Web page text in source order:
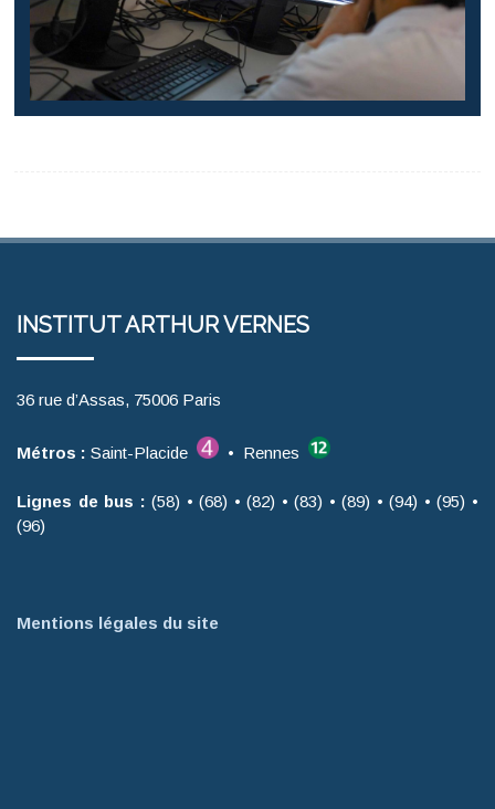
INSTITUT ARTHUR VERNES
36 rue d’Assas, 75006 Paris
Métros : Saint-Placide • Rennes
Lignes de bus : (58) • (68) • (82) • (83) • (89) • (94) • (95) •
(96)
Mentions légales du site